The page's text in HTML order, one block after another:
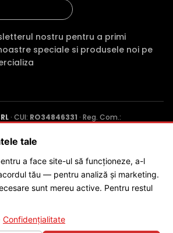
in mod normal apar foarte
insa fundalul devine
alb).
de supraveghere video cu infrarosu,
mai mica decat aceasta, exista
fie suprasaturata (foarte alba).
acesta situatie, camera de
DAHUA HAC-HDW1400R, este dotata
Inteligent (Smart IR).
nostru pentru a primi
speciale si produsele noi pe
· CUI: RO34846331 · Reg. Com.:
Jud. Dolj ·
SC POLITES ONLINE SRL
tale
a face site-ul să funcționeze, a-l
tău — pentru analiză și marketing.
sunt mereu active. Pentru restul
Confidențialitate